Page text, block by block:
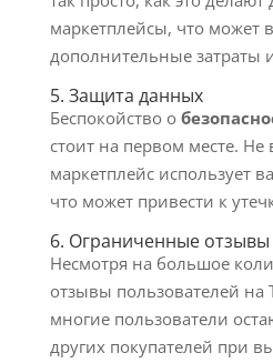
маркетплейсы, что может
дополнительные затраты
5. Защита данных
Беспокойство о
стоит на первом месте. Не
маркетплейс использует
что может привести к
6. Ограниченные отзывы
Несмотря на большое
отзывы пользователей на
многие пользователи
других покупателей при